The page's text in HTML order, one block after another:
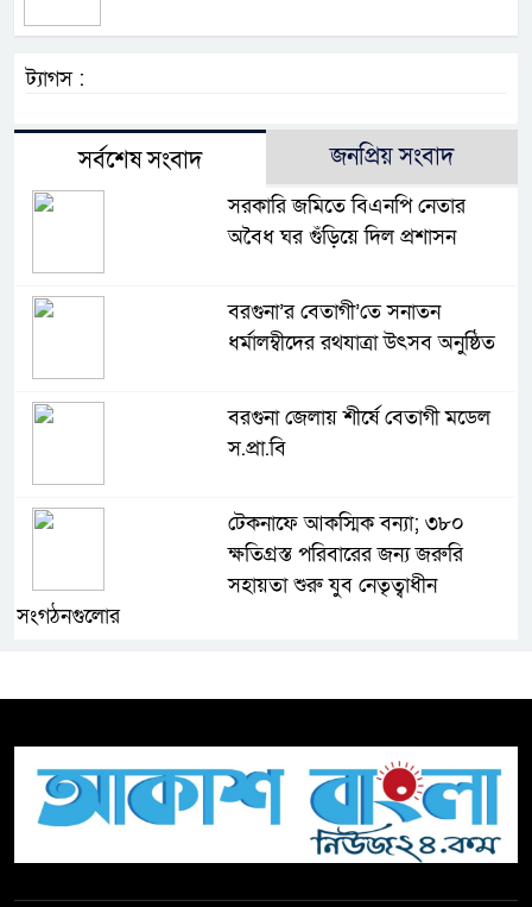
ট্যাগস :
সর্বশেষ সংবাদ জনপ্রিয় সংবাদ
সরকারি জমিতে বিএনপি নেতার
অবৈধ ঘর গুঁড়িয়ে দিল প্রশাসন
বরগুনা’র বেতাগী’তে সনাতন
ধর্মালম্বীদের রথযাত্রা উৎসব অনুষ্ঠিত
বরগুনা জেলায় শীর্ষে বেতাগী মডেল
স.প্রা.বি
টেকনাফে আকস্মিক বন্যা; ৩৮০
ক্ষতিগ্রস্ত পরিবারের জন্য জরুরি
সহায়তা শুরু যুব নেতৃত্বাধীন
সংগঠনগুলোর
টিকটকে অশালীন কনটেন্ট ও অনলাইন
হয়রানির অভিযোগে ব্রাহ্মণবাড়িয়ায়